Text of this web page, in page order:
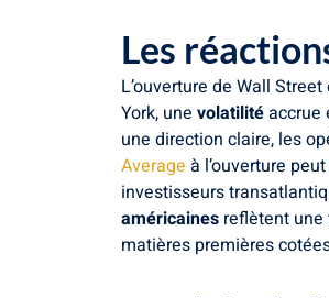
Les
L’ouverture de Wall
York, une volatilitéaccrue
une direction claire, les
Average à l’ouverture
investisseurs
américaines reflètent une
matières premières